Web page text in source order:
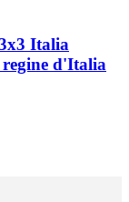
Italia
d'Italia